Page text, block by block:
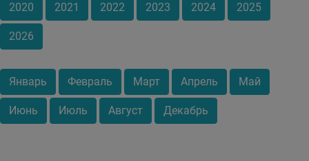
2020 2021 2022 2023 2024 2025
2026
Январь Февраль Март Апрель Май
Июнь Июль Август Декабрь